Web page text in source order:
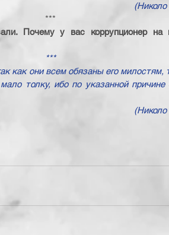
(Николо
***
Почему у вас коррупционер на
***
как они всем обязаны его милостям,
толку, ибо по указанной причине
(Николо